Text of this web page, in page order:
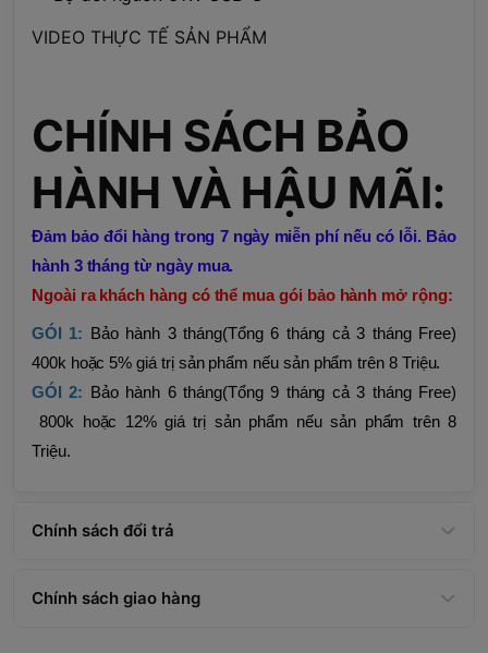
VIDEO THỰC TẾ SẢN PHẨM
CHÍNH SÁCH BẢO
HÀNH VÀ HẬU MÃI:
Đảm bảo đổi hàng trong 7 ngày miễn phí nếu có lỗi. Bảo
hành 3 tháng từ ngày mua.
Ngoài ra khách hàng có thể mua gói bảo hành mở rộng:
GÓI 1: Bảo hành 3 tháng(Tổng 6 tháng cả 3 tháng Free)
400k hoặc 5% giá trị sản phẩm nếu sản phẩm trên 8 Triệu.
GÓI 2: Bảo hành 6 tháng(Tổng 9 tháng cả 3 tháng Free)
800k hoặc 12% giá trị sản phẩm nếu sản phẩm trên 8
Triệu.
Chính sách đổi trả
Chính sách giao hàng